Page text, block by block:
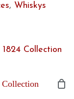
, Whiskys
Collection